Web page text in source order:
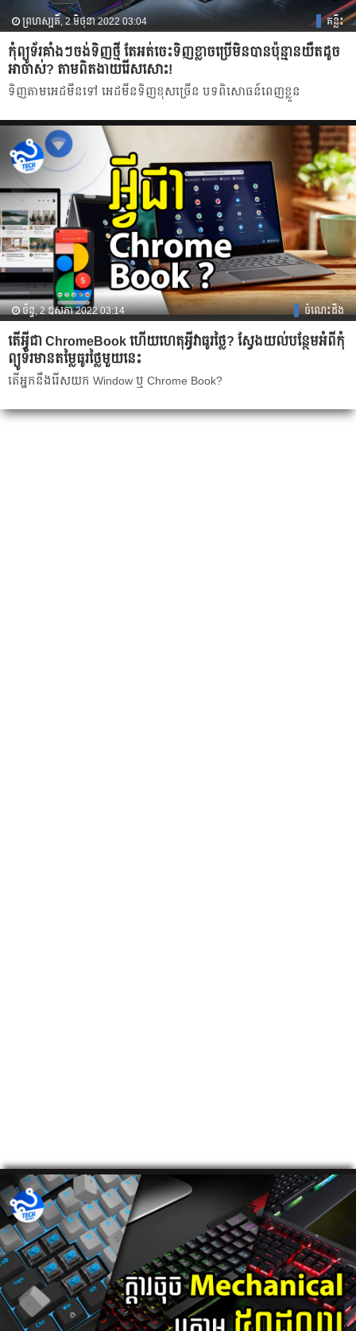
ព្រហស្បតិ៍, 2 មិថុនា 2022 03:04 គន្លឹះ
កុំព្យូទ័រគាំងៗចង់ទិញថ្មី តែអត់ចេះទិញខ្លាចប្រើមិនបានប៉ុន្មានយឺតដូច
អាចាស់? តាមពិតងាយរើសសោះ!
ទិញតាមអេដមីនទៅ​ អេដមីនទិញខុសច្រើន បទពិសោធន៍ពេញខ្លួន
ច័ន្ទ, 2 ឧសភា 2022 03:14 ចំណេះដឹង
តើអ្វីជា ChromeBook ហើយហេតុអ្វីវាធូរថ្លៃ? ស្វែងយល់បន្ថែមអំពីកុំ
ព្យូទ័រមានតម្លៃធូរថ្លៃមួយនេះ
តើអ្នកនឹងរើសយក Window ឬ Chrome Book?